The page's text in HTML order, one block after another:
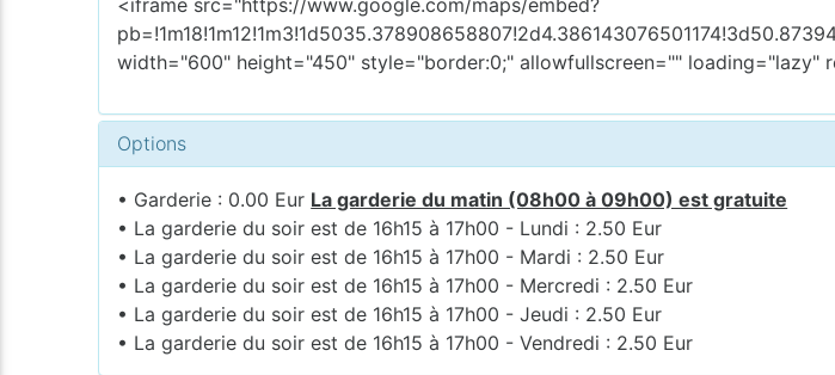
width="600" height="450" style="border:0;" allowfullscreen=""
Options
• Garderie : 0.00 Eur La garderie du matin (08h00 à 09h00) est gratuite
• La garderie du soir est de 16h15 à 17h00 - Lundi : 2.50 Eur
• La garderie du soir est de 16h15 à 17h00 - Mardi : 2.50 Eur
• La garderie du soir est de 16h15 à 17h00 - Mercredi : 2.50 Eur
• La garderie du soir est de 16h15 à 17h00 - Jeudi : 2.50 Eur
• La garderie du soir est de 16h15 à 17h00 - Vendredi : 2.50 Eur